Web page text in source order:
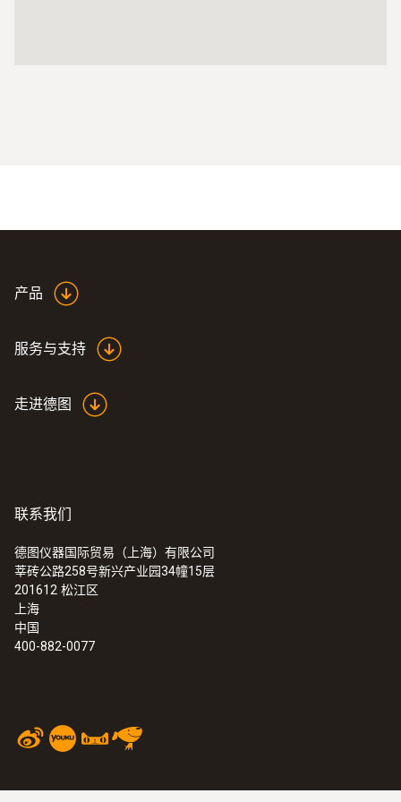
产品
服务与支持
走进德图
联系我们
德图仪器国际贸易（上海）有限公司
莘砖公路258号新兴产业园34幢15层
201612 松江区
上海
中国
400-882-0077